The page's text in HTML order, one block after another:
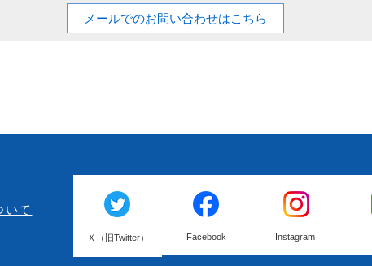
メールでのお問い合わせはこちら
いて
Ｘ（旧Twitter） Facebook Instagram